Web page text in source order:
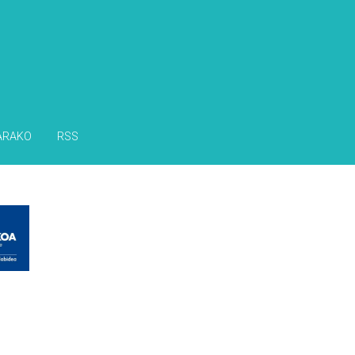
RSS